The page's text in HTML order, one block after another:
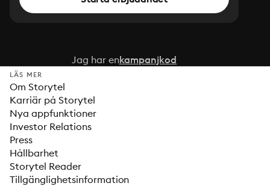
Jag har enkampanjkod
LÄS MER
Om Storytel
Karriär på Storytel
Nya appfunktioner
Investor Relations
Press
Hållbarhet
Storytel Reader
Tillgänglighetsinformation